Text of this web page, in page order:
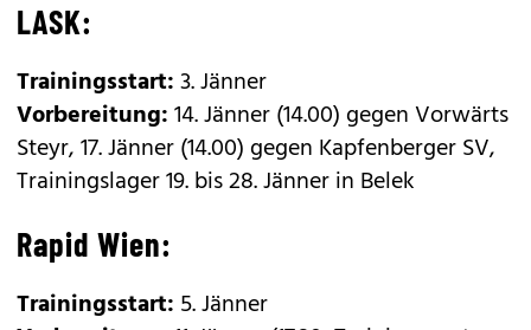
LASK:
Trainingsstart:3. Jänner
Vorbereitung:14. Jänner (14.00) gegen Vorwärts
Steyr, 17. Jänner (14.00) gegen Kapfenberger SV,
Trainingslager 19. bis 28. Jänner in Belek
Rapid Wien:
Trainingsstart: 5. Jänner